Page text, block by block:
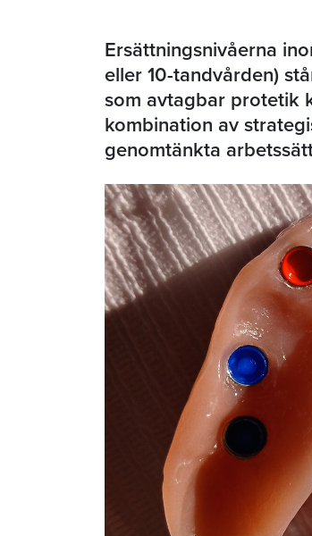
Ersättningsnivåerna
eller 10-tandvården)
som avtagbar protetik
kombination av
genomtänkta